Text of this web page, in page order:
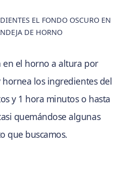
EL FONDO OSCURO EN
DE HORNO
el horno a altura por
los ingredientes del
y 1 hora minutos o hasta
quemándose algunas
que buscamos.